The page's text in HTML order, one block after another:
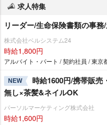
求人特集
リーダー/生命保険書類の事
株式会社ベルシステム24
時給1,800円
アルバイト・パート / 契約社員 / 東京
NEW
時給1600円/携帯販売
無し×茶髪&ネイルOK
パーソルマーケティング株式会社
時給1,600円